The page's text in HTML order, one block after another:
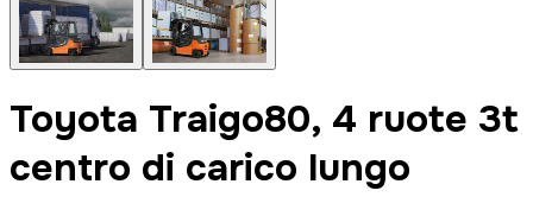
Toyota Traigo80, 4 ruote 3t
centro di carico lungo